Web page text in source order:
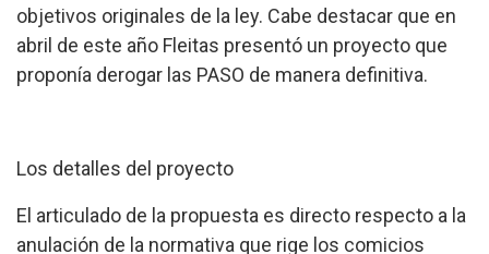
objetivos originales de la ley. Cabe destacar que en
abril de este año Fleitas presentó un proyecto que
proponía derogar las PASO de manera definitiva.
Los detalles del proyecto
El articulado de la propuesta es directo respecto a la
anulación de la normativa que rige los comicios